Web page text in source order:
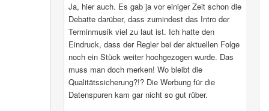
Ja, hier auch. Es gab ja vor einiger Zeit schon die
Debatte darüber, dass zumindest das Intro der
Terminmusik viel zu laut ist. Ich hatte den
Eindruck, dass der Regler bei der aktuellen Folge
noch ein Stück weiter hochgezogen wurde. Das
muss man doch merken! Wo bleibt die
Qualitätssicherung?!? Die Werbung für die
Datenspuren kam gar nicht so gut rüber.